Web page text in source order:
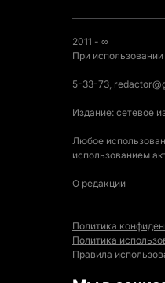
2011 - ∞
При
5-33-73,
Издание: сетевое
Любое
использованием
О редакции
Политика
Политика
Правила